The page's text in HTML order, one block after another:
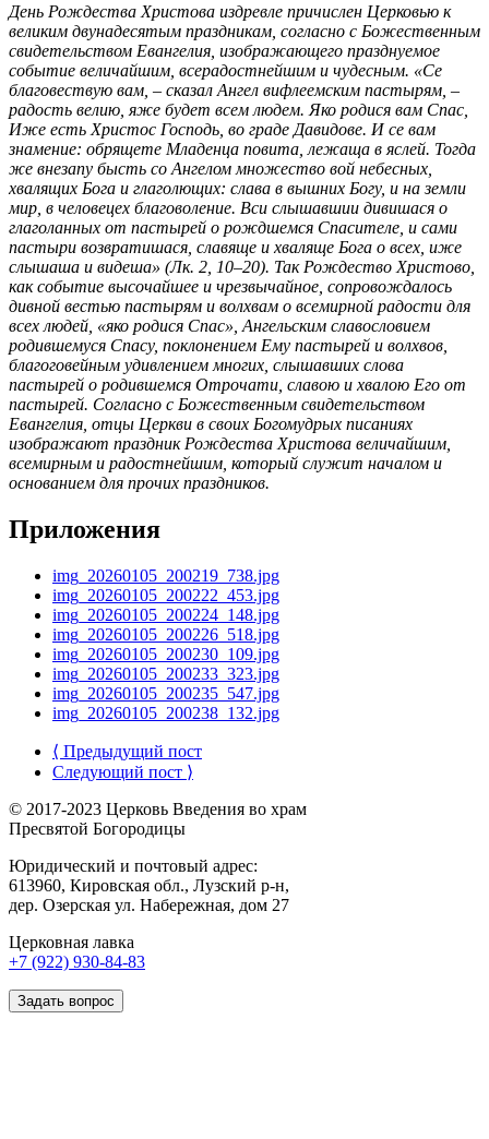
День Рождества Христова издревле причислен Церковью к
великим двунадесятым праздникам, согласно с Божественным
свидетельством Евангелия, изображающего празднуемое
событие величайшим, всерадостнейшим и чудесным. «Се
благовествую вам, – сказал Ангел вифлеемским пастырям, –
радость велию, яже будет всем людем. Яко родися вам Спас,
Иже есть Христос Господь, во граде Давидове. И се вам
знамение: обрящете Младенца повита, лежаща в яслей. Тогда
же внезапу бысть со Ангелом множество вой небесных,
хвалящих Бога и глаголющих: слава в вышних Богу, и на земли
мир, в человецех благоволение. Вси слышавшии дивишася о
глаголанных от пастырей о рождшемся Спасителе, и сами
пастыри возвратишася, славяще и хваляще Бога о всех, иже
слышаша и видеша» (Лк. 2, 10–20). Так Рождество Христово,
как событие высочайшее и чрезвычайное, сопровождалось
дивной вестью пастырям и волхвам о всемирной радости для
всех людей, «яко родися Спас», Ангельским славословием
родившемуся Спасу, поклонением Ему пастырей и волхвов,
благоговейным удивлением многих, слышавших слова
пастырей о родившемся Отрочати, славою и хвалою Его от
пастырей. Согласно с Божественным свидетельством
Евангелия, отцы Церкви в своих Богомудрых писаниях
изображают праздник Рождества Христова величайшим,
всемирным и радостнейшим, который служит началом и
основанием для прочих праздников.
Приложения
img_20260105_200219_738.jpg
img_20260105_200222_453.jpg
img_20260105_200224_148.jpg
img_20260105_200226_518.jpg
img_20260105_200230_109.jpg
img_20260105_200233_323.jpg
img_20260105_200235_547.jpg
img_20260105_200238_132.jpg
⟨ Предыдущий пост
Следующий пост ⟩
© 2017-2023 Церковь Введения во храм
Пресвятой Богородицы
Юридический и почтовый адрес:
613960, Кировская обл., Лузский р-н,
дер. Озерская ул. Набережная, дом 27
Церковная лавка
+7 (922) 930-84-83
Задать вопрос